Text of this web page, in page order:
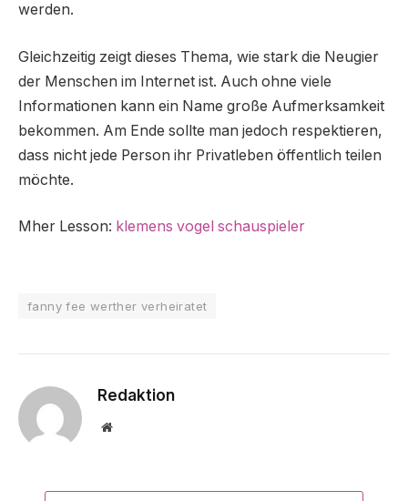
werden.
Gleichzeitig zeigt dieses Thema, wie stark die Neugier
der Menschen im Internet ist. Auch ohne viele
Informationen kann ein Name große Aufmerksamkeit
bekommen. Am Ende sollte man jedoch respektieren,
dass nicht jede Person ihr Privatleben öffentlich teilen
möchte.
Mher Lesson: klemens vogel schauspieler
fanny fee werther verheiratet
Redaktion
Website